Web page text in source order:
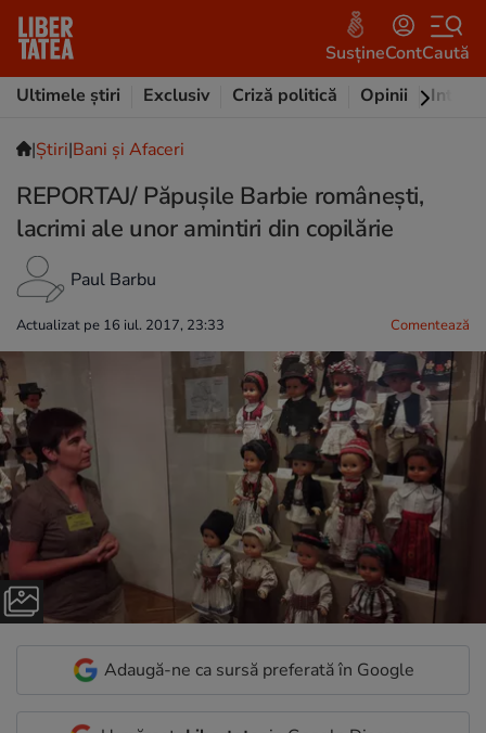
SusțineContCaută
Ultimele știri
Exclusiv Criză politică Opinii
|Ştiri|Bani și Afaceri
REPORTAJ/ Păpușile Barbie românești,
lacrimi ale unor amintiri din copilărie
Paul Barbu
Actualizat pe 16 iul. 2017, 23:33 Comentează
Adaugă-ne ca sursă preferată în Google